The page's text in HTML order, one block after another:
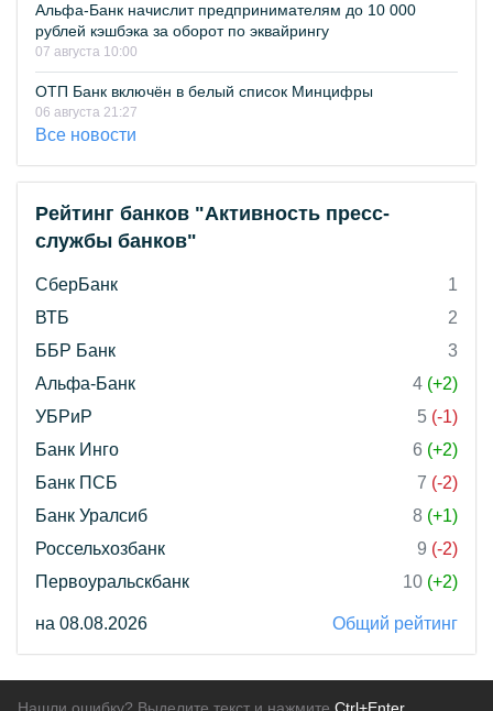
Альфа-Банк начислит предпринимателям до 10 000
рублей кэшбэка за оборот по эквайрингу
07 августа 10:00
ОТП Банк включён в белый список Минцифры
06 августа 21:27
Все новости
Рейтинг банков "Активность пресс-
службы банков"
СберБанк
1
ВТБ
2
ББР Банк
3
Альфа-Банк
4 (+2)
УБРиР
5 (-1)
Банк Инго
6 (+2)
Банк ПСБ
7 (-2)
Банк Уралсиб
8 (+1)
Россельхозбанк
9 (-2)
Первоуральскбанк
10 (+2)
на 08.08.2026 Общий рейтинг